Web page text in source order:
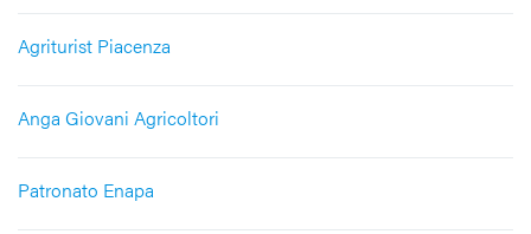
Agriturist Piacenza
Anga Giovani Agricoltori
Patronato Enapa